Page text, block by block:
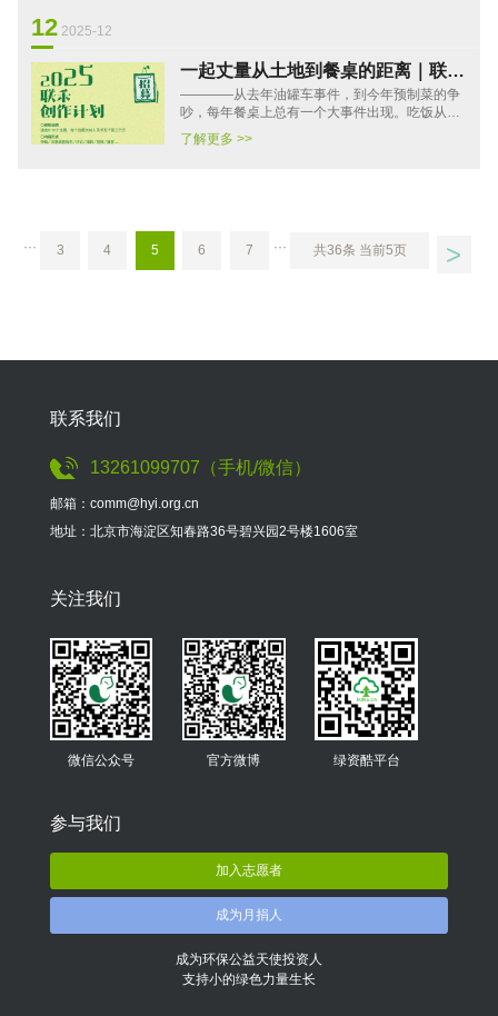
12 2025-12
一起丈量从土地到餐桌的距离｜联禾
创作计划招募
————从去年油罐车事件，到今年预制菜的争
吵，每年餐桌上总有一个大事件出现。吃饭从来
不是一件小事，但在如今公众传播层面，我们看
到关于食物的报道却总是···
了解更多 >>
··· 3 4 5 6 7 ··· 共36条 当前5页 >
联系我们
13261099707（手机/微信）
邮箱：comm@hyi.org.cn
地址：北京市海淀区知春路36号碧兴园2号楼1606室
关注我们
微信公众号 官方微博 绿资酷平台
参与我们
加入志愿者
成为月捐人
成为环保公益天使投资人
支持小的绿色力量生长